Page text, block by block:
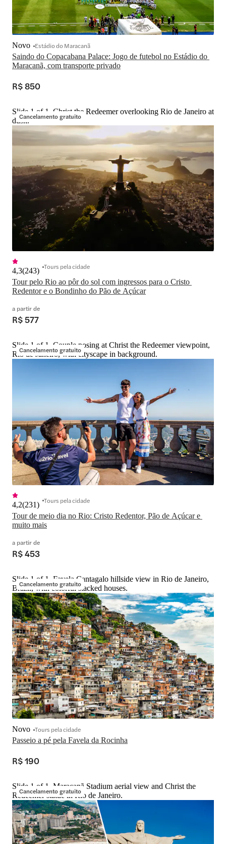
Saindo do Copacabana Palace: Jogo de futebol no Estádio do
Maracanã, com transporte privado
Novo Estádio do Maracanã
R$ 850
Cancelamento gratuito
Slide 1 of 1, Christ the Redeemer overlooking Rio de Janeiro at
dusk.
Tour pelo Rio ao pôr do sol com ingressos para o Cristo
4,3(243) Tours pela cidade
a partir de
R$ 577
Cancelamento gratuito
Slide 1 of 1, Couple posing at Christ the Redeemer viewpoint,
Rio de Janeiro, with cityscape in background.
Tour de meio dia no Rio: Cristo Redentor, Pão de Açúcar e
muito mais
4,2(231) Tours pela cidade
a partir de
R$ 453
Cancelamento gratuito
Slide 1 of 1, Favela Cantagalo hillside view in Rio de Janeiro,
Brazil, with colorful stacked houses.
Passeio a pé pela Favela da Rocinha
Novo Tours pela cidade
R$ 190
Cancelamento gratuito
Slide 1 of 1, Maracanã Stadium aerial view and Christ the
Redeemer statue in Rio de Janeiro.